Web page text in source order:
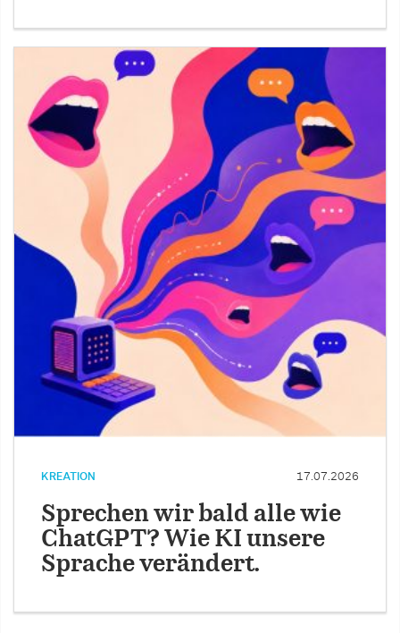
KREATION 17.07.2026
Sprechen wir bald alle wie
ChatGPT? Wie KI unsere
Sprache verändert.